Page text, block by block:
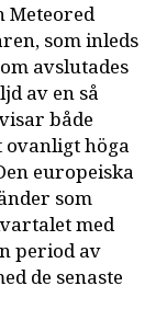
Meteored
som inleds
avslutades
av en så
både
ovanligt höga
europeiska
som
med
period av
de senaste